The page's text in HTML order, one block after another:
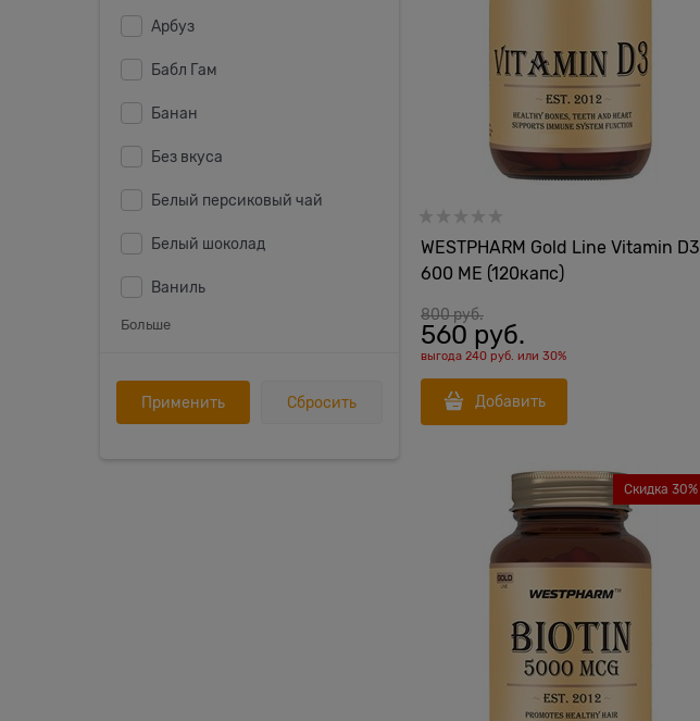
Арбуз
Бабл Гам
Банан
Без вкуса
Белый персиковый чай
Белый шоколад
Ваниль
Больше
WESTPHARM Gold Line Vitamin D3
600 МЕ (120капс)
800 руб.
560 руб.
выгода 240 руб. или 30%
Добавить
Скидка 30%